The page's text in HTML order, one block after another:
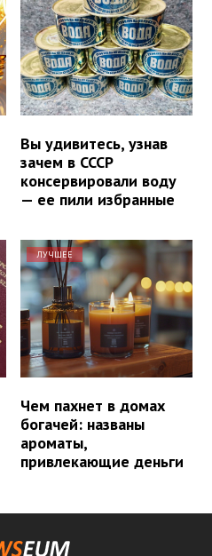
Вы удивитесь, узнав
зачем в СССР
консервировали воду
— ее пили избранные
ЛУЧШЕЕ
Чем пахнет в домах
богачей: названы
ароматы,
привлекающие деньги